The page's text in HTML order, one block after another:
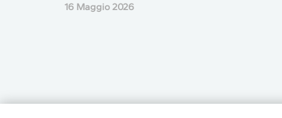
16 Maggio 2026